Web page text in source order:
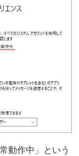
動作中」という